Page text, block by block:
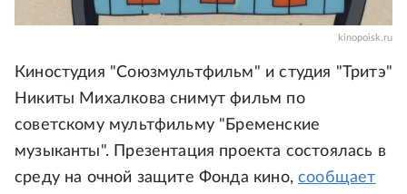
kinopoisk.ru
Киностудия "Союзмультфильм" и студия "Тритэ"
Никиты Михалкова снимут фильм по
советскому мультфильму "Бременские
музыканты". Презентация проекта состоялась в
среду на очной защите Фонда кино,сообщает